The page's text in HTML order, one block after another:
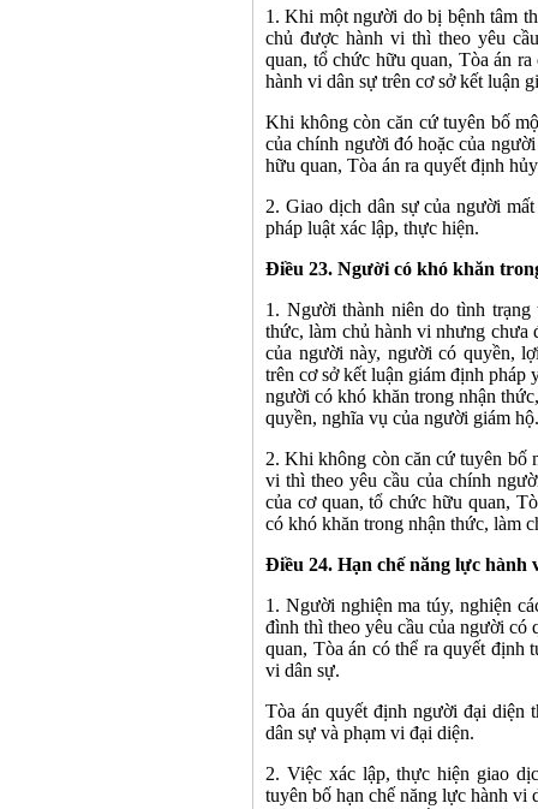
1. Khi một người do bị bệnh tâm
chủ được hành vi thì theo yêu
quan, tổ chức hữu quan, Tòa án
hành vi dân sự trên cơ sở kết luận
Khi không còn căn cứ tuyên bố
của chính người đó hoặc của
hữu quan, Tòa án ra quyết định
2. Giao dịch dân sự của người
pháp luật xác lập, thực hiện.
Điều 23. Người có khó khăn
1. Người thành niên do tình trạng
thức, làm chủ hành vi nhưng chưa
của người này, người có quyền,
trên cơ sở kết luận giám định pháp
người có khó khăn trong nhận
quyền, nghĩa vụ của người giám hộ.
2. Khi không còn căn cứ tuyên bố
vi thì theo yêu cầu của chính
của cơ quan, tổ chức hữu quan,
có khó khăn trong nhận thức, làm
Điều 24. Hạn chế năng lực hành
1. Người nghiện ma túy, nghiện
đình thì theo yêu cầu của người có
quan, Tòa án có thể ra quyết định
vi dân sự.
Tòa án quyết định người đại diện
dân sự và phạm vi đại diện.
2. Việc xác lập, thực hiện giao
tuyên bố hạn chế năng lực hành vi